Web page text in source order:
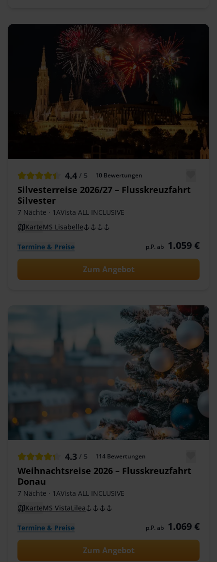
4.4 / 5 10 Bewertungen
Silvesterreise 2026/27 – Flusskreuzfahrt
Silvester
7 Nächte · 1AVista ALL INCLUSIVE
KarteMS Lisabelle
Termine & Preise p.P. ab 1.059 €
Zum Angebot
4.3 / 5 114 Bewertungen
Weihnachtsreise 2026 – Flusskreuzfahrt
Donau
7 Nächte · 1AVista ALL INCLUSIVE
KarteMS VistaLilea
Termine & Preise p.P. ab 1.069 €
Zum Angebot